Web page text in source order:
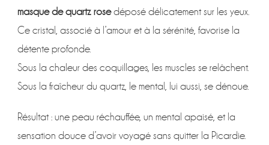
masque de quartz rosedéposé délicatement sur les yeux.
Ce cristal, associé à l’amour et à la sérénité, favorise la
détente profonde.
Sous la chaleur des coquillages, les muscles se relâchent.
Sous la fraîcheur du quartz, le mental, lui aussi, se dénoue.
Résultat : une peau réchauffée, un mental apaisé, et la
sensation douce d’avoir voyagé sans quitter la Picardie.